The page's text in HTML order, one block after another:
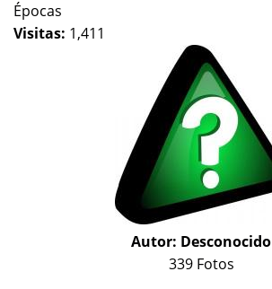
Épocas
Visitas: 1,411
Autor: Desconocido
339 Fotos